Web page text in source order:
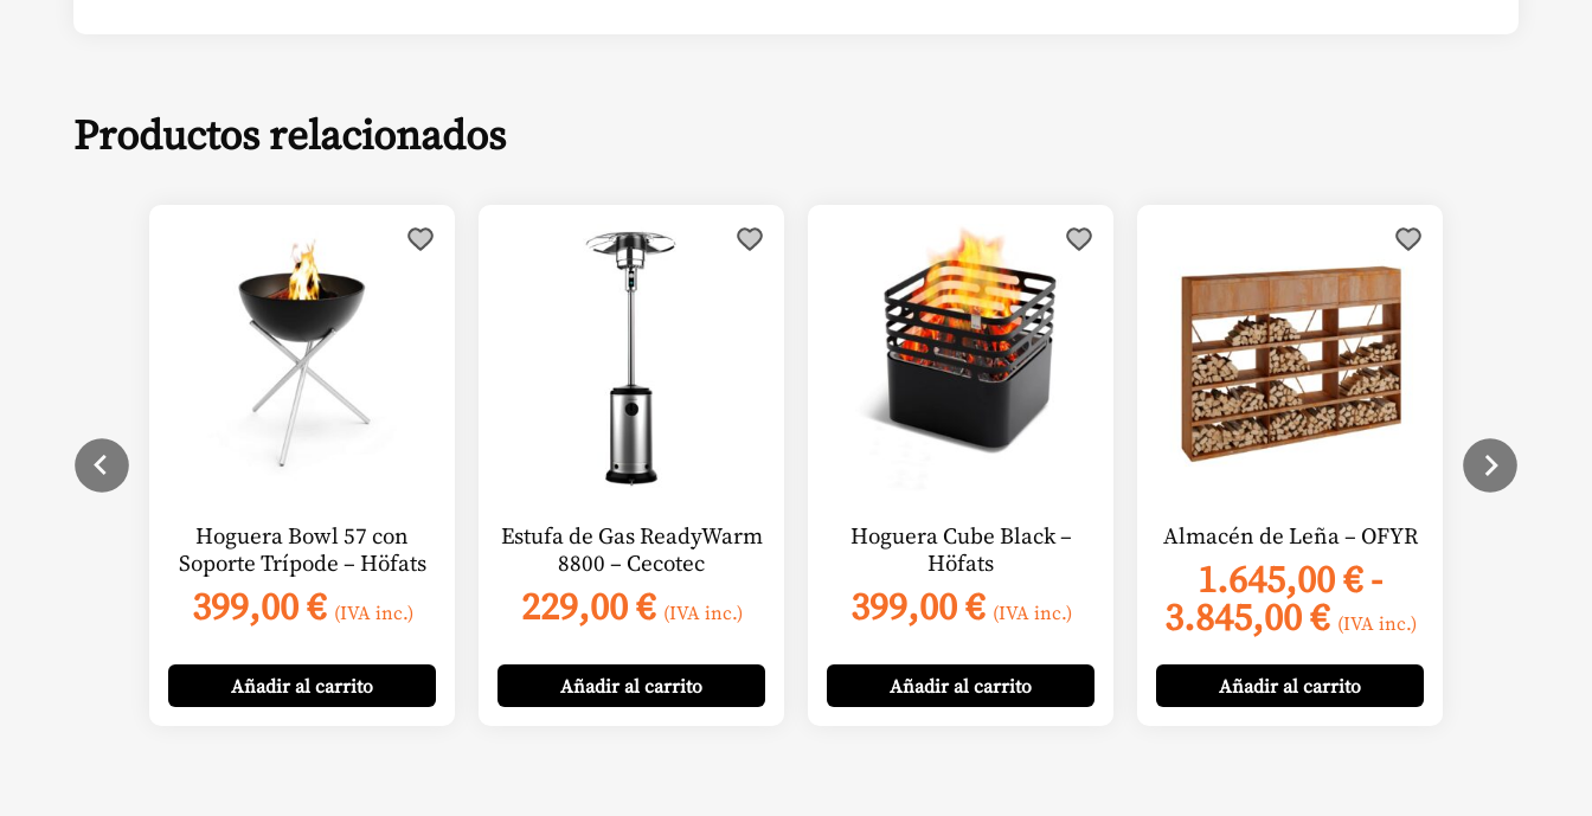
Productos relacionados
Hoguera Bowl 57 con
Soporte Trípode – Höfats
399,00€ (IVA inc.)
Añadiral carrito
Estufa de Gas ReadyWarm
8800 – Cecotec
229,00€ (IVA inc.)
Añadiral carrito
Hoguera Cube Black –
Höfats
399,00€ (IVA inc.)
Añadiral carrito
Almacén de Leña – OFYR
1.645,00€-
3.845,00€Rango
de
precios:
(IVA inc.)
Añadiral carrito
tiene
múltiples
variantes.
opciones
pueden
la
página
de
producto